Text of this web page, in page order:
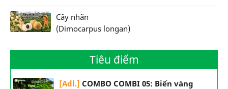
Cây nhãn
(Dimocarpus longan)
Tiêu điểm
[Adl.] COMBO COMBI 05: Biến vàng